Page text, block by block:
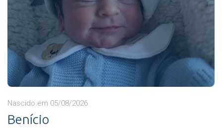
Nascido em 05/08/2026
Benício